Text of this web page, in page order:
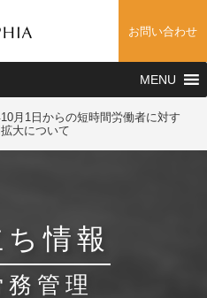
お問い合わせ
MENU
月1日からの短時間労働者に対す
大について
情報
務管理